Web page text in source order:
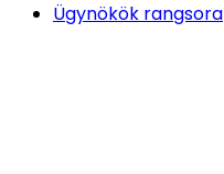
Ügynökök rangsora